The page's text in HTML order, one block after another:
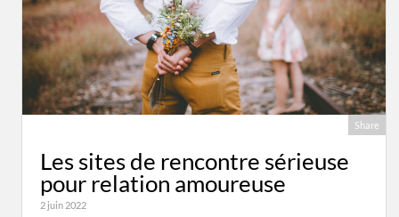
Share
Les sites de rencontre sérieuse
pour relation amoureuse
2 juin 2022